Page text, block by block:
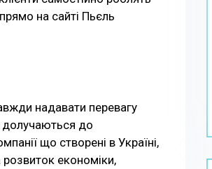
на сайті Пьєль
надавати перевагу
долучаються до
що створені в Україні,
економіки,